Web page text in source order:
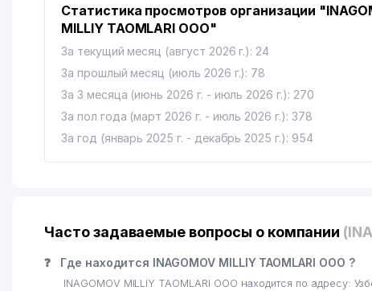
GLAESER-ST ООО
UZRENTEK ООО
AZIYA BESH SAVDO ООО
AIS TECHNO GROUP ООО
XIZMATLAR DUNYOSI ЧП
22 АРУТЮНЯНС М.Н ЧП
23 САНО-Б ООО
Статистика просмотров организации
MILLIY TAOMLARI ООО"
За текущий месяц (август 2026 г.): 24
За прошлый месяц (июль 2026 г.): 78
За 3 месяца (июнь 2026 г. - июль 2026 г.): 270
За пол года (март 2026 г. - июль 2026 г.): 378
За год (январь 2025 г. - декабрь 2025 г.): 954
Часто задаваемые вопросы о компании
❓ Где находится INAGOMOV MILLIY TAOMLARI ООО ?
INAGOMOV MILLIY TAOMLARI ООО находится по